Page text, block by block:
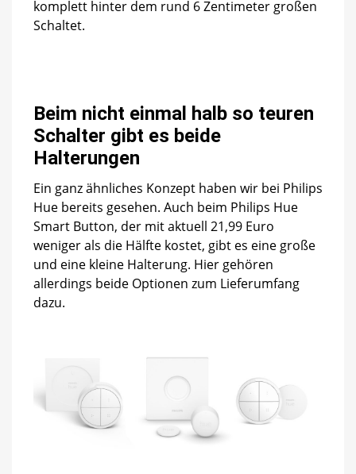
komplett hinter dem rund 6 Zentimeter großen
Schaltet.
Beim nicht einmal halb so teuren
Schalter gibt es beide
Halterungen
Ein ganz ähnliches Konzept haben wir bei Philips
Hue bereits gesehen. Auch beim Philips Hue
Smart Button, der mit aktuell 21,99 Euro
weniger als die Hälfte kostet, gibt es eine große
und eine kleine Halterung. Hier gehören
allerdings beide Optionen zum Lieferumfang
dazu.